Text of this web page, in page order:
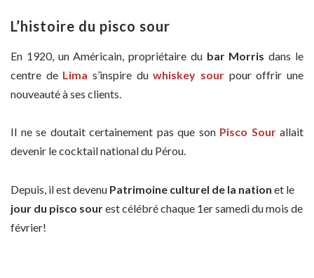
L’histoire du pisco sour
En 1920, un Américain, propriétaire du bar Morrisdans le
centre de Lima s’inspire duwhiskey sour pour offrir une
nouveauté à ses clients.
Il ne se doutait certainement pas que son Pisco Sourallait
devenir le cocktail national du Pérou.
Depuis, il est devenu Patrimoine culturel de la nation et le
jour du pisco sourest célébré chaque 1er samedi du mois de
février!